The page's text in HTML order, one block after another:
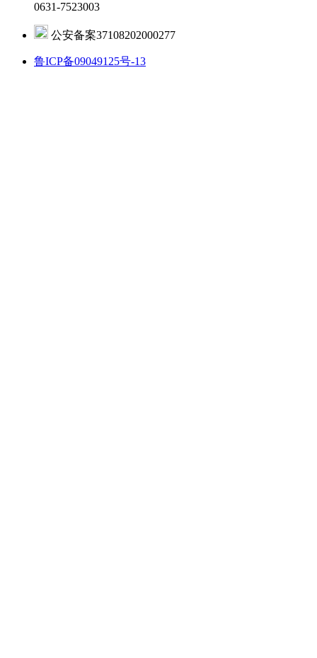
0631-7523003
公安备案37108202000277
鲁ICP备09049125号-13